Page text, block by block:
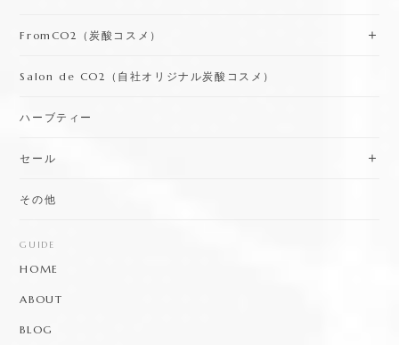
FromCO2（炭酸コスメ）
Salon de CO2（自社オリジナル炭酸コスメ）
ハーブティー
セール
その他
GUIDE
HOME
ABOUT
BLOG